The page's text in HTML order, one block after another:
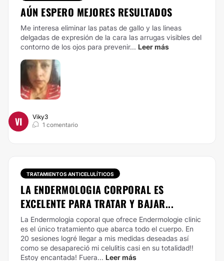
AÚN ESPERO MEJORES RESULTADOS
Me interesa eliminar las patas de gallo y las lineas
delgadas de expresión de la cara las arrugas visibles del
contorno de los ojos para prevenir... Leer más
VI
Viky3
1 comentario
TRATAMIENTOS ANTICELULÍTICOS
LA ENDERMOLOGIA CORPORAL ES
EXCELENTE PARA TRATAR Y BAJAR...
La Endermologia coporal que ofrece Endermologie clinic
es el único tratamiento que abarca todo el cuerpo. En
20 sesiones logré llegar a mis medidas deseadas así
como se desapareció mi celulitis casi en su totalidad!!
Estoy encantada! Fuera... Leer más